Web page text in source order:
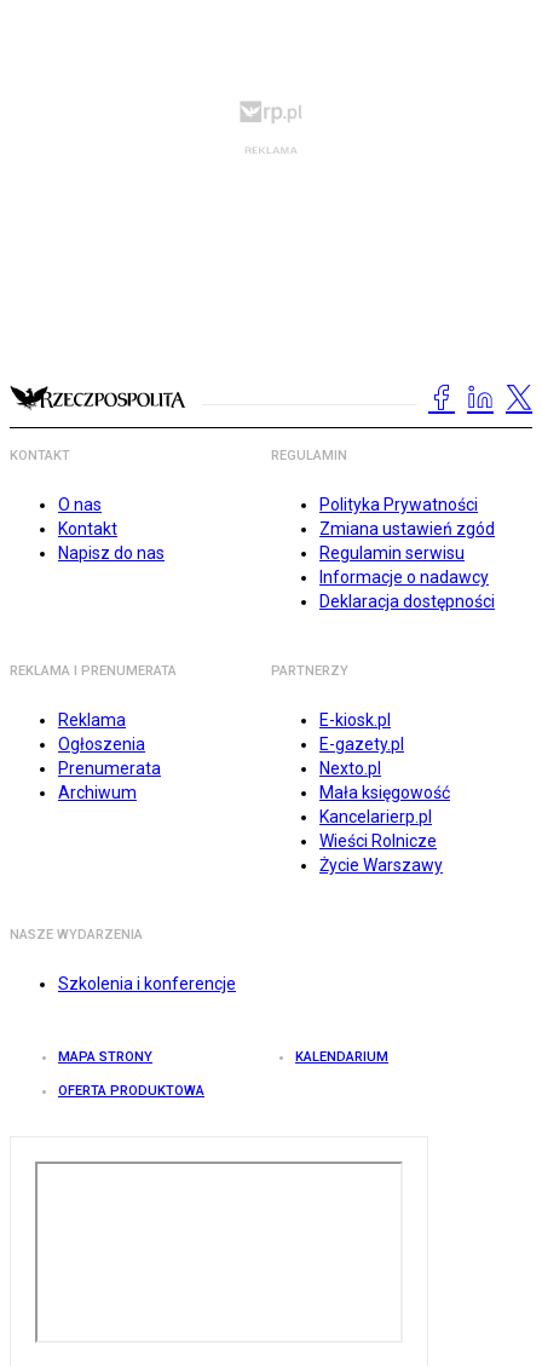
KONTAKT
O nas
Kontakt
Napisz do nas
REGULAMIN
Polityka Prywatności
Zmiana ustawień zgód
Regulamin serwisu
Informacje o nadawcy
Deklaracja dostępności
REKLAMA I PRENUMERATA
Reklama
Ogłoszenia
Prenumerata
Archiwum
PARTNERZY
E-kiosk.pl
E-gazety.pl
Nexto.pl
Mała księgowość
Kancelarierp.pl
Wieści Rolnicze
Życie Warszawy
NASZE WYDARZENIA
Szkolenia i konferencje
MAPA STRONY KALENDARIUM
OFERTA PRODUKTOWA